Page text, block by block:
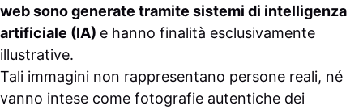
web sono generate tramite sistemi di intelligenza
artificiale (IA) e hanno finalità esclusivamente
illustrative.
Tali immagini non rappresentano persone reali, né
vanno intese come fotografie autentiche dei